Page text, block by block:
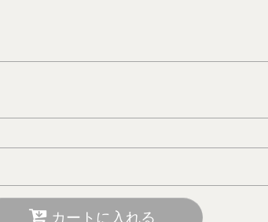
カートに入れる